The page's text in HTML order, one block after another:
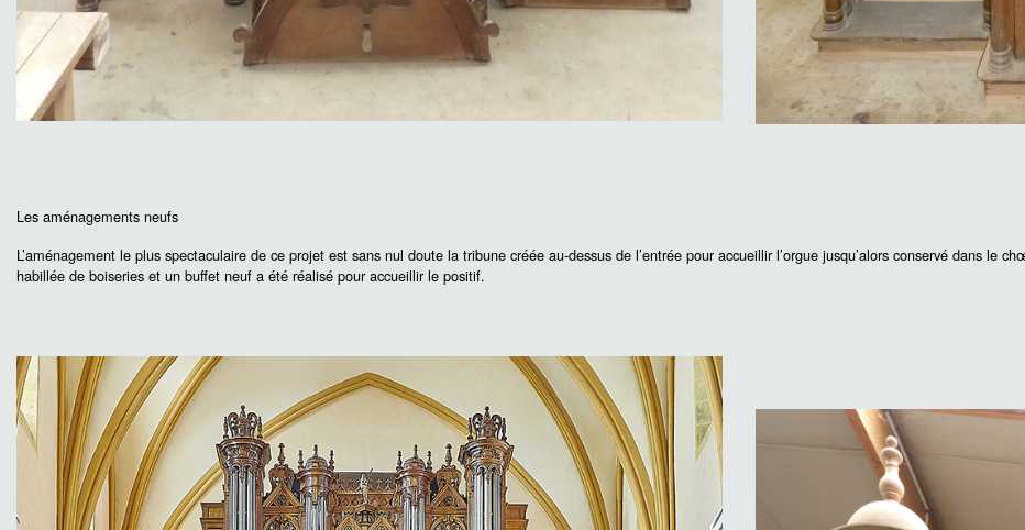
Les aménagements neufs
L’aménagement le plus spectaculaire de ce projet est sans nul doute la tribune créée au-dessus de l’entrée pour accueillir l’orgue jusqu’alors conservé dans le
habillée de boiseries et un buffet neuf a été réalisé pour accueillir le positif.